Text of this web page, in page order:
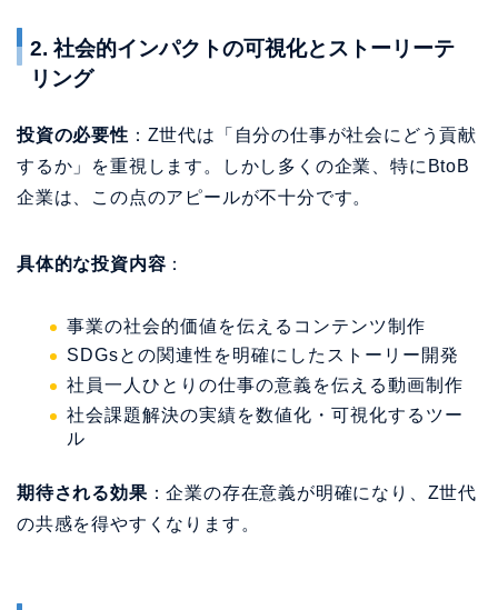
2. 社会的インパクトの可視化とストーリーテ
リング
投資の必要性 ：Z世代は「自分の仕事が社会にどう貢献
するか」を重視します。しかし多くの企業、特にBtoB
企業は、この点のアピールが不十分です。
具体的な投資内容 ：
事業の社会的価値を伝えるコンテンツ制作
SDGsとの関連性を明確にしたストーリー開発
社員一人ひとりの仕事の意義を伝える動画制作
社会課題解決の実績を数値化・可視化するツー
ル
期待される効果 ：企業の存在意義が明確になり、Z世代
の共感を得やすくなります。